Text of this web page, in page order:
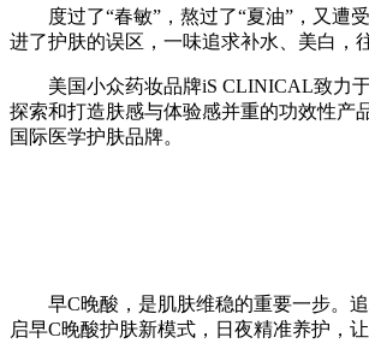
度过了“春敏”，熬过了“夏油”，又遭受
进了护肤的误区，一味追求补水、美白
美国小众药妆品牌iS CLINICAL致力于
探索和打造肤感与体验感并重的功效性产
国际医学护肤品牌。
早C晚酸，是肌肤维稳的重要一步。追
启早C晚酸护肤新模式，日夜精准养护，